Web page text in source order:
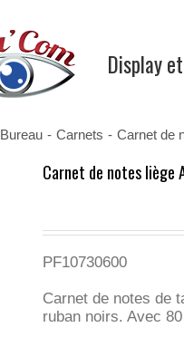
Display
Bureau - Carnets - Carnet de
Carnet de notes liège
PF10730600
Carnet de notes de
ruban noirs. Avec